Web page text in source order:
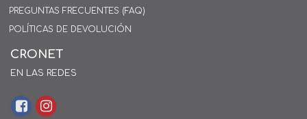
PREGUNTAS FRECUENTES (FAQ)
POLÍTICAS DE DEVOLUCIÓN
CRONET
EN LAS REDES